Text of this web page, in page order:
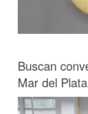
Buscan
Mar del